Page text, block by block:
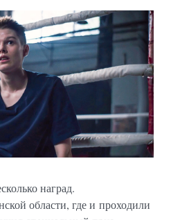
наград.
области, где и проходили